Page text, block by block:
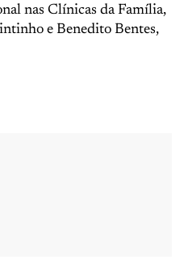
nas Clínicas da Família,
e Benedito Bentes,